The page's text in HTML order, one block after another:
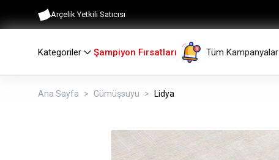
Arçelik Yetkili Satıcısı
Kategoriler Şampiyon Fırsatları Tüm Kampanyalar
Ana Sayfa Gümüşsuyu Lidya